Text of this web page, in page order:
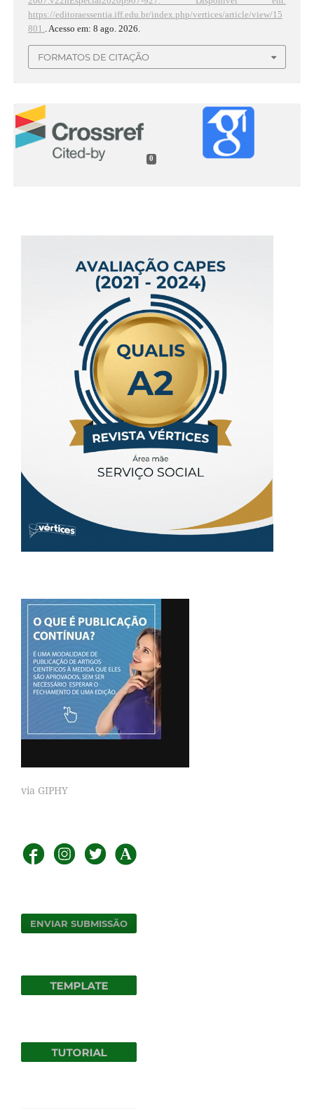
https://editoraessentia.iff.edu.br/index.php/vertices/article/view/15
801.
. Acesso em: 8 ago. 2026.
FORMATOS DE CITAÇÃO
0
via GIPHY
ENVIAR SUBMISSÃO